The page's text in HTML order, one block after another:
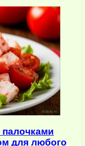
для любого